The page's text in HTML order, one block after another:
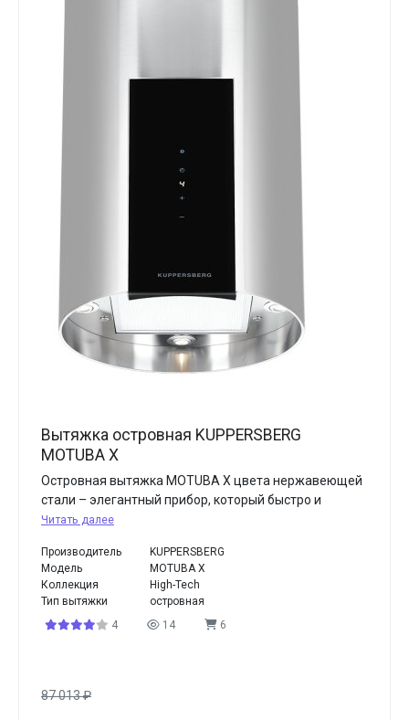
Вытяжка островная KUPPERSBERG
MOTUBA X
Островная вытяжка MOTUBA X цвета нержавеющей
стали – элегантный прибор, который быстро и
Читать далее
Производитель
KUPPERSBERG
Модель
MOTUBA X
Коллекция
High-Tech
Тип вытяжки
островная
4
14 6
87 013₽